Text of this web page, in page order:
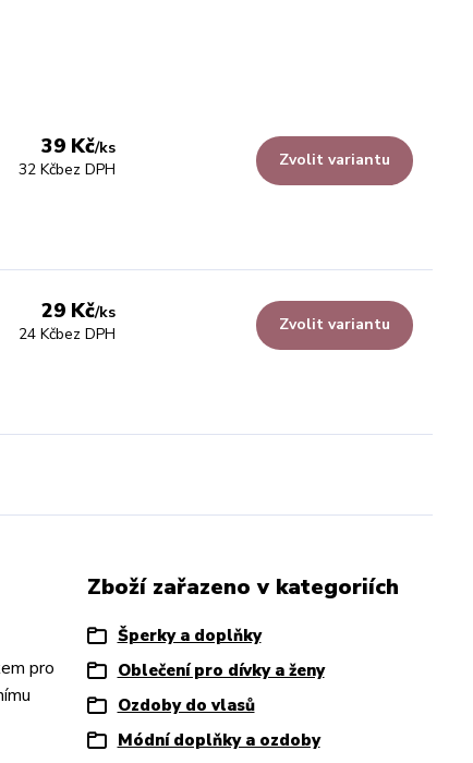
39 Kč/ks
32 Kčbez DPH Zvolit variantu
29 Kč/ks
24 Kčbez DPH Zvolit variantu
pro
Zboží zařazeno v kategoriích
Šperky a doplňky
Oblečení pro dívky a ženy
Ozdoby do vlasů
Módní doplňky a ozdoby